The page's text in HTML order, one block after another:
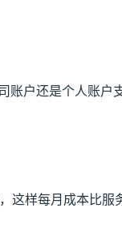
账户还是个人账户
这样每月成本比服